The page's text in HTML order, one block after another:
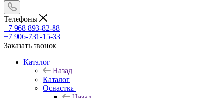
Телефоны
+7 968 893-82-88
+7 906-731-15-33
Заказать звонок
Каталог
Назад
Каталог
Оснастка